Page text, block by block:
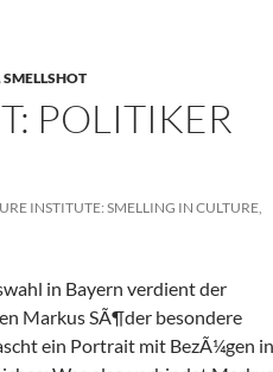
SMELLSHOT
POLITIKER
INSTITUTE: SMELLING IN CULTURE,
in Bayern verdient der
Markus SÃ¶der besondere
ein Portrait mit BezÃ¼gen in